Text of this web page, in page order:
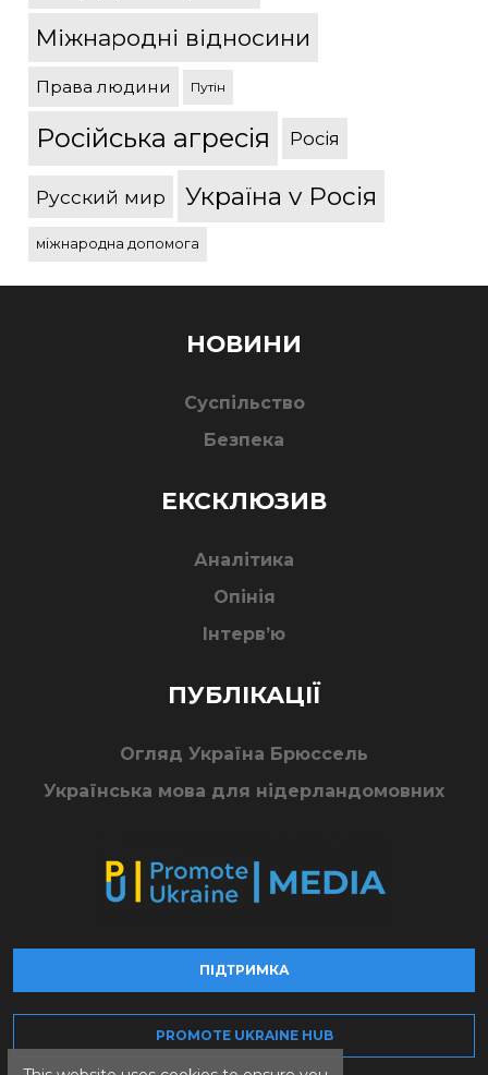
Міжнародні відносини
Права людини Путін
Російська агресія Росія
Русский мир Україна v Росія
міжнародна допомога
НОВИНИ
Суспільство
Безпека
ЕКСКЛЮЗИВ
Аналітика
Опінія
Інтерв’ю
ПУБЛІКАЦІЇ
Огляд Україна Брюссель
Українська мова для нідерландомовних
ПІДТРИМКА
PROMOTE UKRAINE HUB